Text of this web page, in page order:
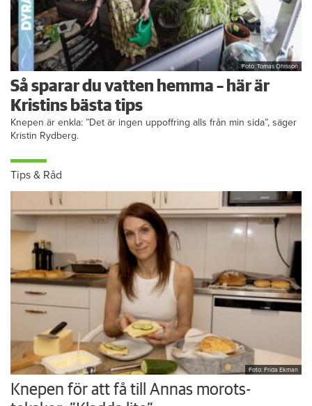
Foto: Tomas Ohlsson
Så sparar du vatten hemma – här är
Kristins bästa tips
Knepen är enkla: ”Det är ingen uppoffring alls från min sida”, säger
Kristin Rydberg.
Tips & Råd
Foto: Frida Ekman
Knepen för att få till Annas morots-